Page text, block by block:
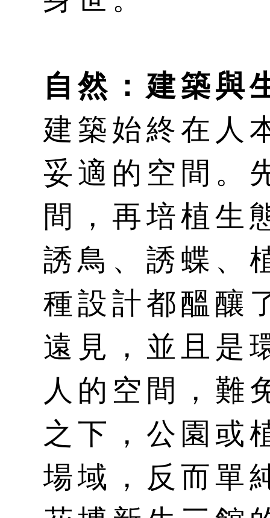
自然：建築與
建築始終在人
妥適的空間。
間，再培植生
誘鳥、誘蝶、
種設計都醞釀
遠見，並且是
人的空間，難
之下，公園或
場域，反而單